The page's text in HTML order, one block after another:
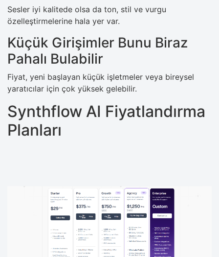
Sesler iyi kalitede olsa da ton, stil ve vurgu
özelleştirmelerine hala yer var.
Küçük Girişimler Bunu Biraz
Pahalı Bulabilir
Fiyat, yeni başlayan küçük işletmeler veya bireysel
yaratıcılar için çok yüksek gelebilir.
Synthflow AI Fiyatlandırma
Planları